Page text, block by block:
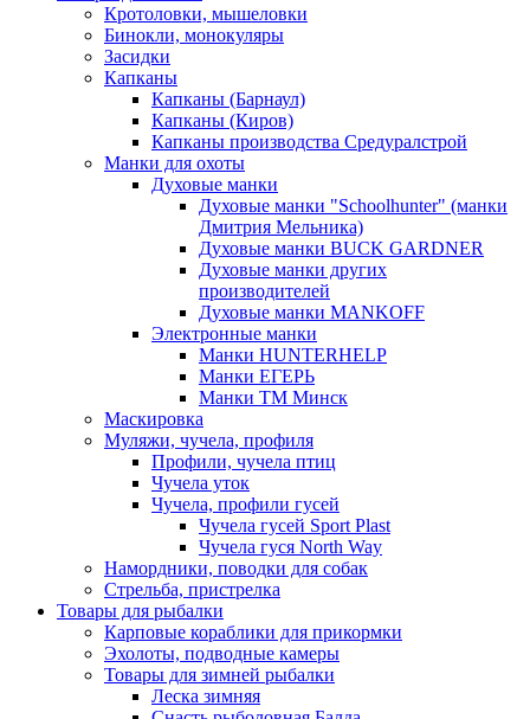
Кротоловки, мышеловки
Бинокли, монокуляры
Засидки
Капканы
Капканы (Барнаул)
Капканы (Киров)
Капканы производства Средуралстрой
Манки для охоты
Духовые манки
Духовые манки "Schoolhunter" (манки
Дмитрия Мельника)
Духовые манки BUCK GARDNER
Духовые манки других
производителей
Духовые манки MANKOFF
Электронные манки
Манки HUNTERHELP
Манки ЕГЕРЬ
Манки ТМ Минск
Маскировка
Муляжи, чучела, профиля
Профили, чучела птиц
Чучела уток
Чучела, профили гусей
Чучела гусей Sport Plast
Чучела гуся North Way
Намордники, поводки для собак
Стрельба, пристрелка
Товары для рыбалки
Карповые кораблики для прикормки
Эхолоты, подводные камеры
Товары для зимней рыбалки
Леска зимняя